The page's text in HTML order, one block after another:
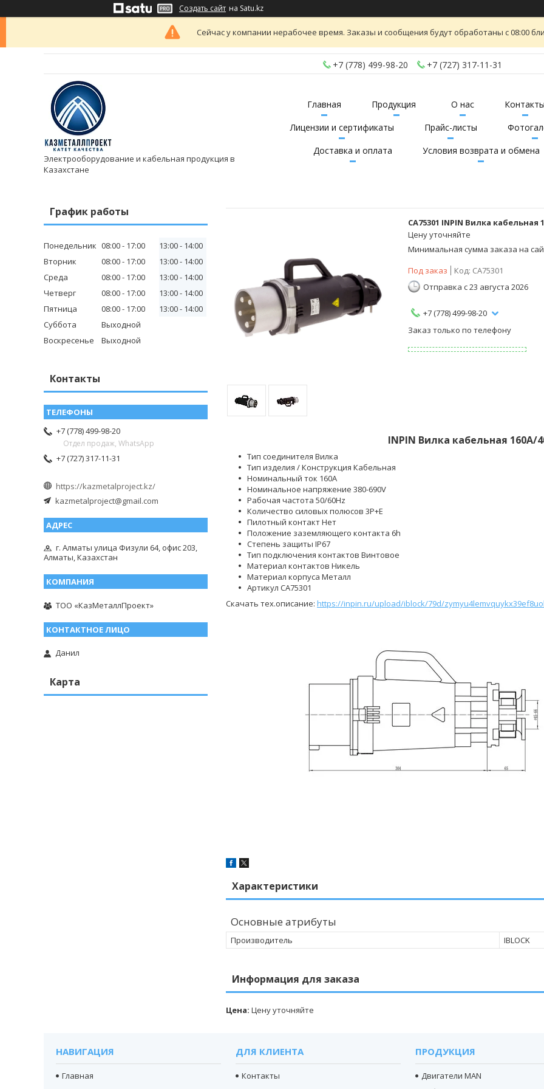
Создать сайт на Satu.kz
Сейчас у компании нерабочее время. Заказы и сообщения будут обработаны с 08:00
+7 (778) 499-98-20 +7 (727) 317-11-31
Электрооборудование и кабельная продукция в
Казахстане
Главная Продукция О нас
Контакты
Лицензии и сертификаты
Прайс-листы
Доставка и оплата
Условия возврата и обмена
CA75301 INPIN Вилка кабельная
Цену уточняйте
Минимальная сумма заказа на
Под заказ
Код: CA75301
Отправка с 23 августа 2026
+7 (778) 499-98-20
Заказ только по телефону
INPIN Вилка кабельная 160A/
Тип соединителя Вилка
Тип изделия / Конструкция Кабельная
Номинальный ток 160A
Номинальное напряжение 380-690V
Рабочая частота 50/60Hz
Количество силовых полюсов 3P+E
Пилотный контакт Нет
Положение заземляющего контакта 6h
Степень защиты IP67
Тип подключения контактов Винтовое
Материал контактов Никель
Материал корпуса Металл
Артикул CA75301
Скачать тех.описание: https://inpin.ru/upload/iblock/79d/
Характеристики
Основные атрибуты
Производитель IBLOCK
Информация для заказа
Цена: Цену уточняйте
График работы
Понедельник 08:00 17:00 13:00
14:00
Вторник
08:00 17:00 13:00
14:00
Среда
08:00 17:00 13:00
14:00
Четверг
08:00 17:00 13:00
14:00
Пятница
08:00 17:00 13:00
14:00
Суббота
Выходной
Воскресенье
Выходной
Контакты
+7 (778) 499-98-20
Отдел продаж, WhatsApp
+7 (727) 317-11-31
https://kazmetalproject.kz/
kazmetalproject@gmail.com
г. Алматы улица Физули 64, офис 203,
Алматы, Казахстан
ТОО «КазМеталлПроект»
Данил
Карта
НАВИГАЦИЯ
Главная
ДЛЯ КЛИЕНТА
Контакты
ПРОДУКЦИЯ
Двигатели MAN